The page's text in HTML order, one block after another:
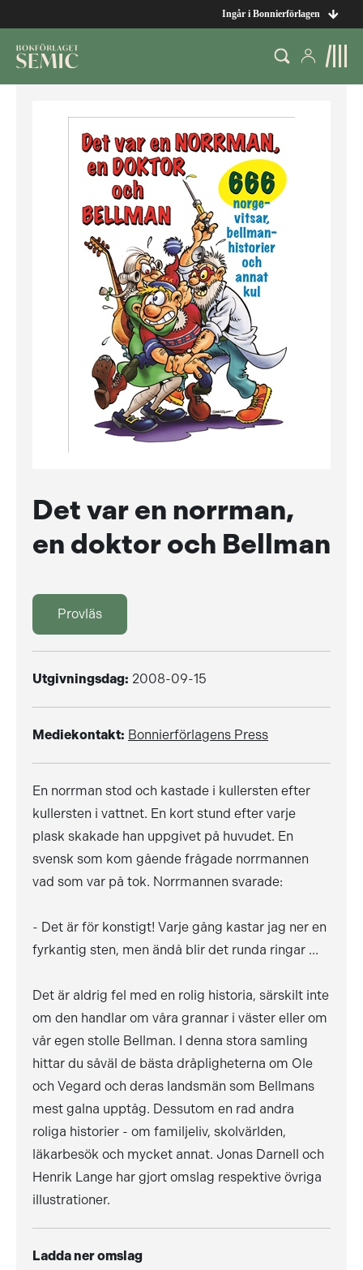
Ingår i Bonnierförlagen
Det var en norrman,
en doktor och Bellman
Provläs
Utgivningsdag: 2008-09-15
Mediekontakt: Bonnierförlagens Press
En norrman stod och kastade i kullersten efter
kullersten i vattnet. En kort stund efter varje
plask skakade han uppgivet på huvudet. En
svensk som kom gående frågade norrmannen
vad som var på tok. Norrmannen svarade:
- Det är för konstigt! Varje gång kastar jag ner en
fyrkantig sten, men ändå blir det runda ringar ...
Det är aldrig fel med en rolig historia, särskilt inte
om den handlar om våra grannar i väster eller om
vår egen stolle Bellman. I denna stora samling
hittar du såväl de bästa dråpligheterna om Ole
och Vegard och deras landsmän som Bellmans
mest galna upptåg. Dessutom en rad andra
roliga historier - om familjeliv, skolvärlden,
läkarbesök och mycket annat. Jonas Darnell och
Henrik Lange har gjort omslag respektive övriga
illustrationer.
Ladda ner omslag